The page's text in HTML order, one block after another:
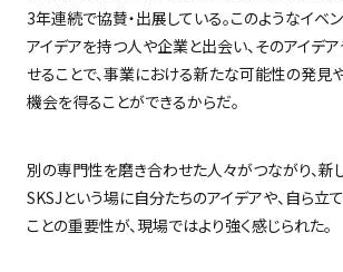
3年連続で協賛・出展している。このようなイベ
アイデアを持つ人や企業と出会い、そのアイデ
せることで、事業における新たな可能性の発見
機会を得ることができるからだ。
別の専門性を磨き合わせた人々がつながり、新
SKSJという場に自分たちのアイデアや、自ら立
ことの重要性が、現場ではより強く感じられた。